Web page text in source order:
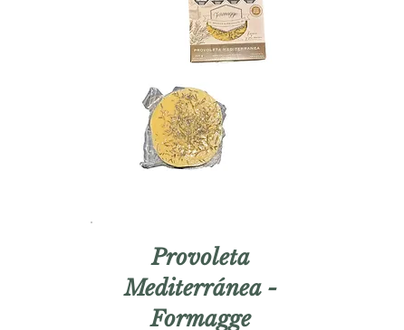
Provoleta
Mediterránea -
Formagge